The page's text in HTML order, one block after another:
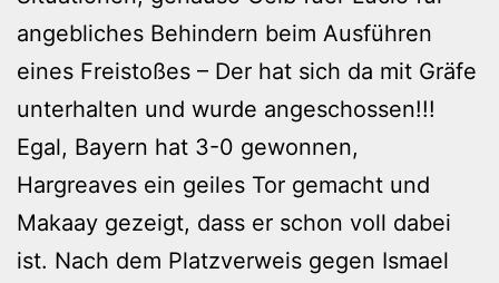
angebliches Behindern beim Ausführen
eines Freistoßes – Der hat sich da mit Gräfe
unterhalten und wurde angeschossen!!!
Egal, Bayern hat 3-0 gewonnen,
Hargreaves ein geiles Tor gemacht und
Makaay gezeigt, dass er schon voll dabei
ist. Nach dem Platzverweis gegen Ismael